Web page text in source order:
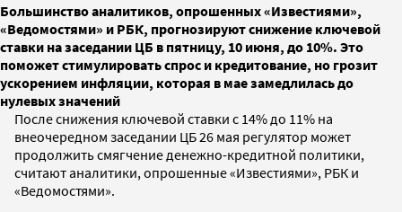
Большинство аналитиков, опрошенных «Известиями»,
«Ведомостями» и РБК, прогнозируют снижение ключевой
ставки на заседании ЦБ в пятницу, 10 июня, до 10%. Это
поможет стимулировать спрос и кредитование, но грозит
ускорением инфляции, которая в мае замедлилась до
нулевых значений
После снижения ключевой ставки с 14% до 11% на
внеочередном заседании ЦБ 26 мая регулятор может
продолжить смягчение денежно-кредитной политики,
считают аналитики, опрошенные «Известиями», РБК и
«Ведомостями».